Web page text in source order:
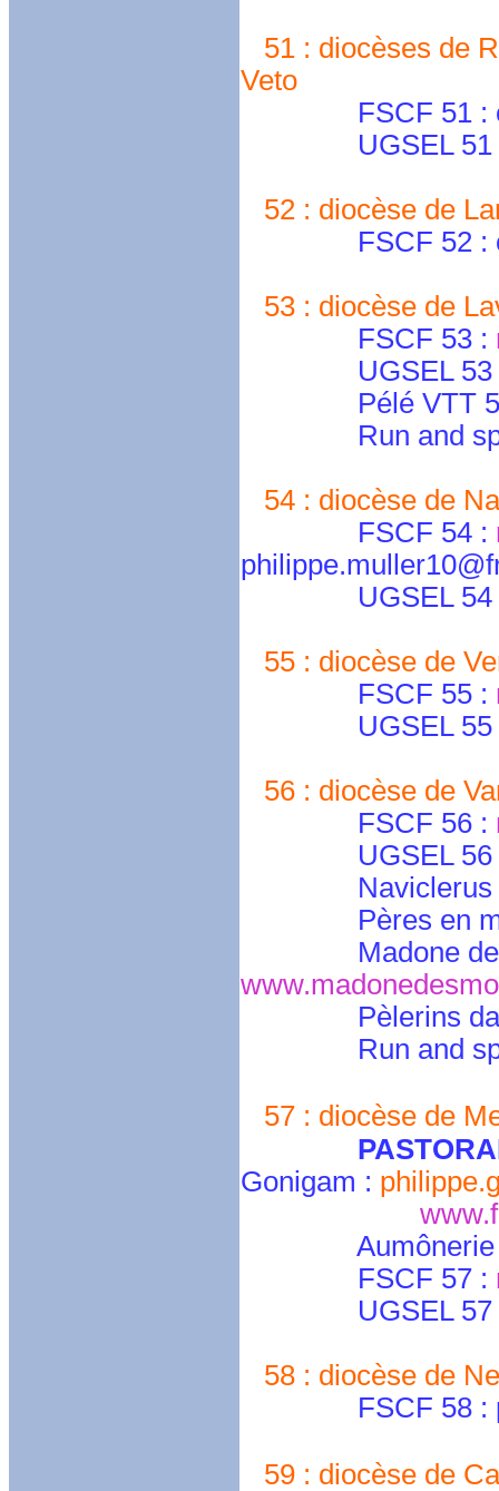
51 : diocèses de
Veto
FSCF 51 :
UGSEL 51
52 : diocèse de
FSCF 52 :
53 : diocèse de
FSCF 53 :
UGSEL 53
Pélé VTT
Run and spi
54 : diocèse de
FSCF 54 :
UGSEL 54
55 : diocèse de
FSCF 55 :
UGSEL 55 :
56 : diocèse de
FSCF 56 :
UGSEL 56
Naviclerus
Pères en
Madone
Pèlerins
Run and
57 : diocèse de
Gonigam :
FSCF 57 :
UGSEL 57
58 : diocèse de
FSCF 58 :
59 : diocèse de